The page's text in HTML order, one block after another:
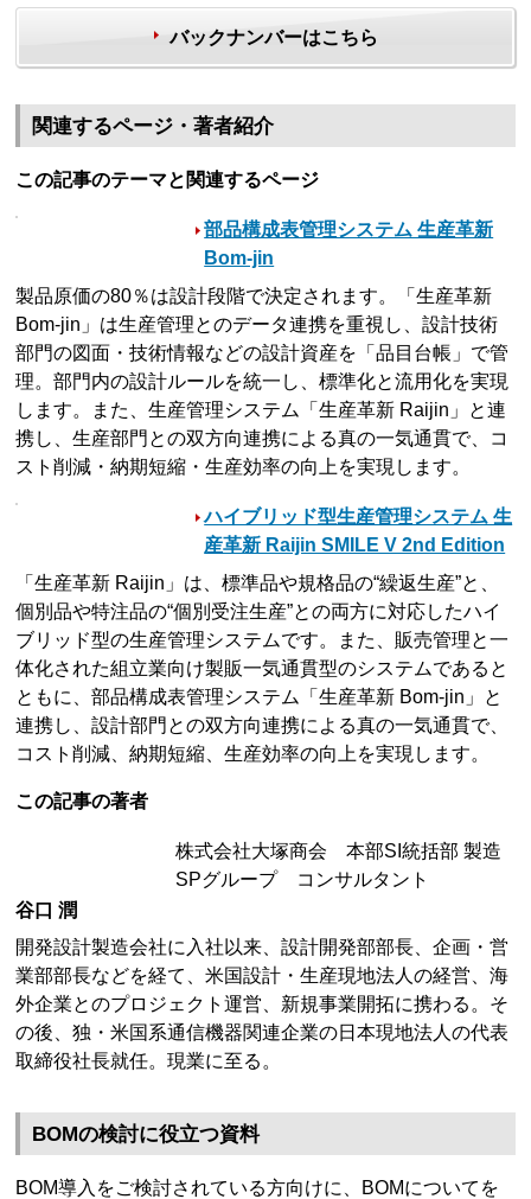
バックナンバーはこちら
関連するページ・著者紹介
この記事のテーマと関連するページ
部品構成表管理システム 生産革新
Bom-jin
製品原価の80％は設計段階で決定されます。「生産革新
Bom-jin」は生産管理とのデータ連携を重視し、設計技術
部門の図面・技術情報などの設計資産を「品目台帳」で管
理。部門内の設計ルールを統一し、標準化と流用化を実現
します。また、生産管理システム「生産革新 Raijin」と連
携し、生産部門との双方向連携による真の一気通貫で、コ
スト削減・納期短縮・生産効率の向上を実現します。
ハイブリッド型生産管理システム 生
産革新 Raijin SMILE V 2nd Edition
「生産革新 Raijin」は、標準品や規格品の“繰返生産”と、
個別品や特注品の“個別受注生産”との両方に対応したハイ
ブリッド型の生産管理システムです。また、販売管理と一
体化された組立業向け製販一気通貫型のシステムであると
ともに、部品構成表管理システム「生産革新 Bom-jin」と
連携し、設計部門との双方向連携による真の一気通貫で、
コスト削減、納期短縮、生産効率の向上を実現します。
この記事の著者
株式会社大塚商会 本部SI統括部 製造
SPグループ コンサルタント
谷口 潤
開発設計製造会社に入社以来、設計開発部部長、企画・営
業部部長などを経て、米国設計・生産現地法人の経営、海
外企業とのプロジェクト運営、新規事業開拓に携わる。そ
の後、独・米国系通信機器関連企業の日本現地法人の代表
取締役社長就任。現業に至る。
BOMの検討に役立つ資料
BOM導入をご検討されている方向けに、BOMについてを